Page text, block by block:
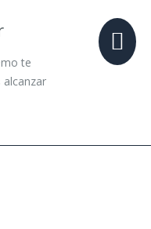
te